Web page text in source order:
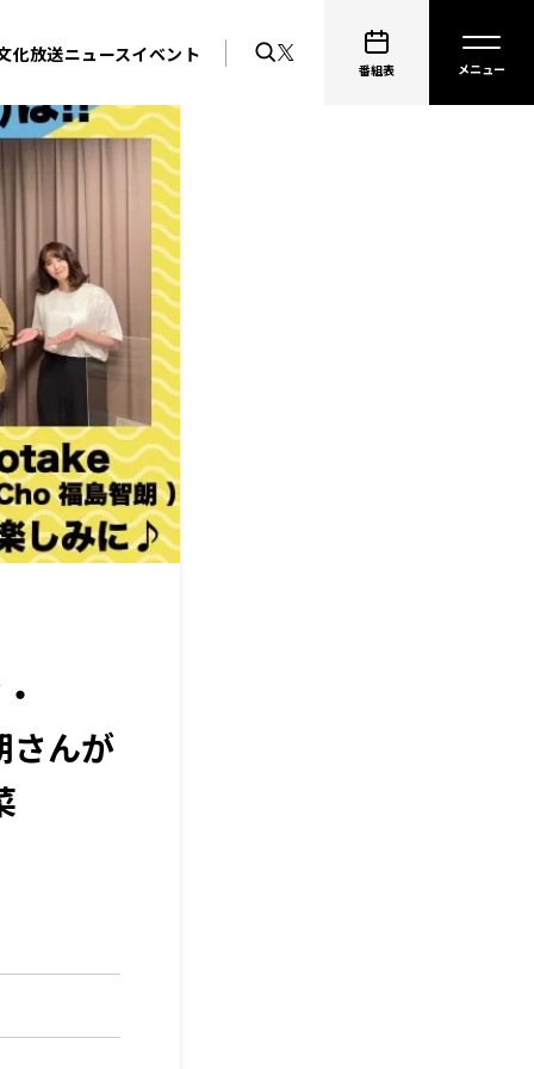
化放送ニュースイベント
番組表
さんが